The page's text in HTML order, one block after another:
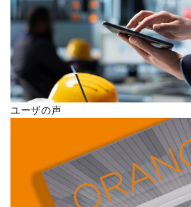
ユーザの声